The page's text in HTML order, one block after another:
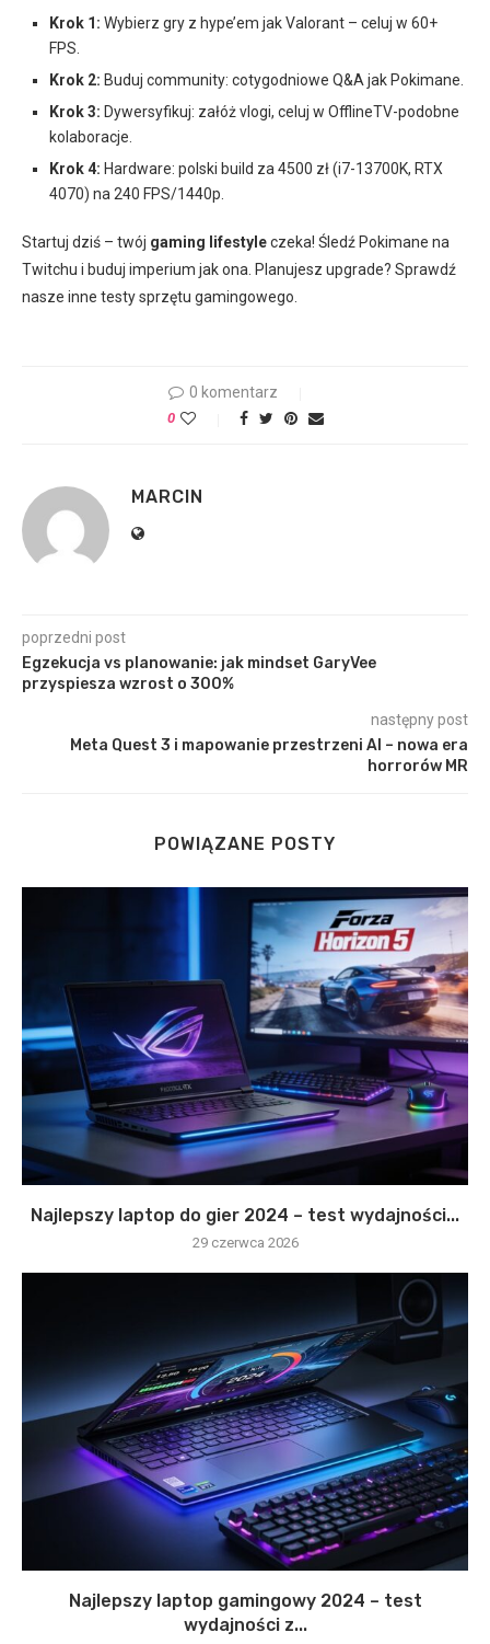
Krok 1: Wybierz gry z hype’em jak Valorant – celuj w 60+
FPS.
Krok 2: Buduj community: cotygodniowe Q&A jak Pokimane.
Krok 3: Dywersyfikuj: załóż vlogi, celuj w OfflineTV-podobne
kolaboracje.
Krok 4: Hardware: polski build za 4500 zł (i7-13700K, RTX
4070) na 240 FPS/1440p.
Startuj dziś – twój gaming lifestyleczeka! Śledź Pokimane na
Twitchu i buduj imperium jak ona. Planujesz upgrade? Sprawdź
nasze inne testy sprzętu gamingowego.
0 komentarz
0
MARCIN
poprzedni post
Egzekucja vs planowanie: jak mindset GaryVee
przyspiesza wzrost o 300%
następny post
Meta Quest 3 i mapowanie przestrzeni AI – nowa era
horrorów MR
POWIĄZANE POSTY
Najlepszy laptop do gier 2024 – test wydajności...
29 czerwca 2026
Najlepszy laptop gamingowy 2024 – test
wydajności z...